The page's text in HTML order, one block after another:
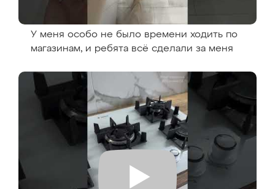
У меня особо не было времени ходить по
магазинам, и ребята всё сделали за меня